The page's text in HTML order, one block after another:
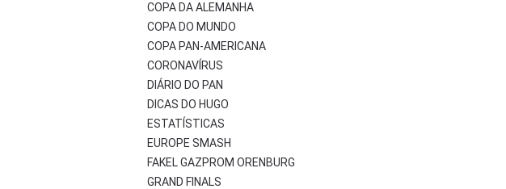
COPA DA ALEMANHA
COPA DO MUNDO
COPA PAN-AMERICANA
CORONAVÍRUS
DIÁRIO DO PAN
DICAS DO HUGO
ESTATÍSTICAS
EUROPE SMASH
FAKEL GAZPROM ORENBURG
GRAND FINALS